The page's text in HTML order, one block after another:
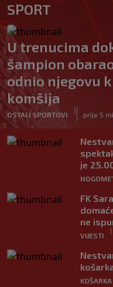
SPORT
U trenucima
šampion
odnio njegovu
komšija
OSTALI SPORTOVI
|
prije 5
je
FK
ne
VIJESTI
|
KOŠARKA